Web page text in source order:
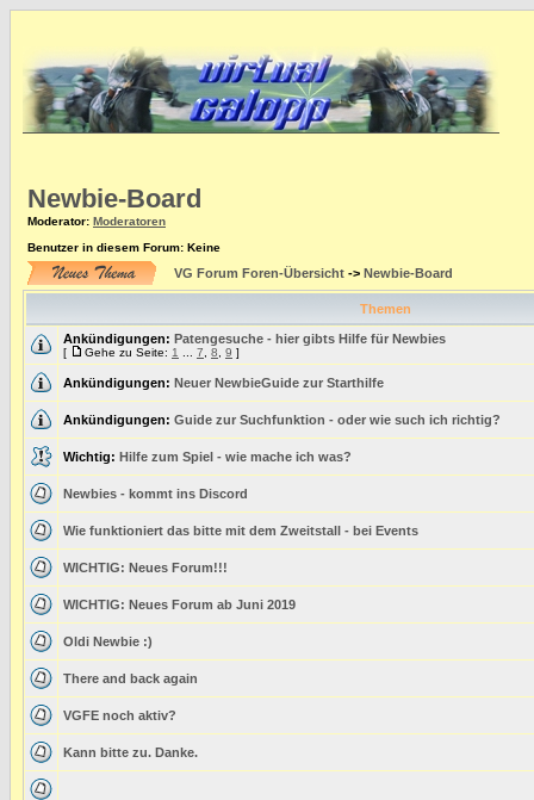
Newbie-Board
Moderator: Moderatoren
Benutzer in diesem Forum: Keine
VG Forum Foren-Übersicht -> Newbie-Board
Themen
Ankündigungen: Patengesuche - hier gibts Hilfe für Newbies
[ Gehe zu Seite: 1 7 8 9 ]
Ankündigungen: Neuer NewbieGuide zur Starthilfe
Ankündigungen: Guide zur Suchfunktion - oder wie such ich richtig?
Wichtig: Hilfe zum Spiel - wie mache ich was?
Newbies - kommt ins Discord
Wie funktioniert das bitte mit dem Zweitstall - bei Events
WICHTIG: Neues Forum!!!
WICHTIG: Neues Forum ab Juni 2019
Oldi Newbie :)
There and back again
VGFE noch aktiv?
Kann bitte zu. Danke.